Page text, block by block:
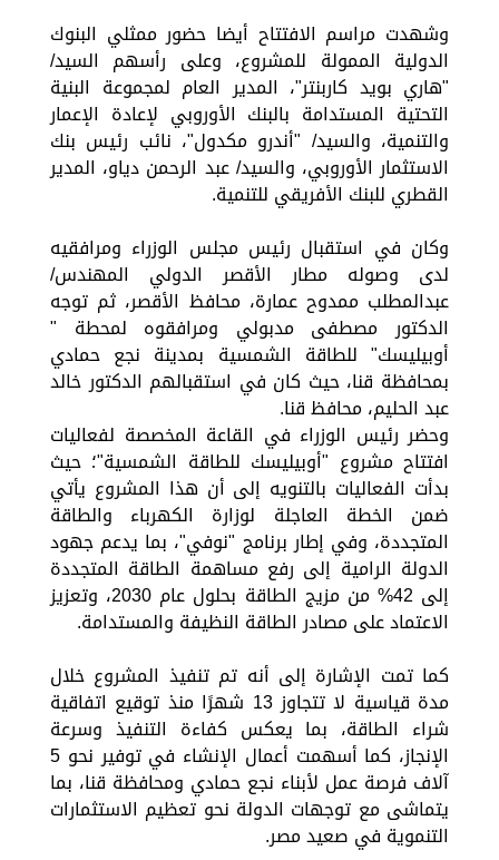
وشهدت مراسم الافتتاح أيضا حضور ممثلي البنوك
الدولية الممولة للمشروع، وعلى رأسهم السيد/
"هاري بويد كاربنتر"، المدير العام لمجموعة البنية
التحتية المستدامة بالبنك الأوروبي لإعادة الإعمار
والتنمية، والسيد/ "أندرو مكدول"، نائب رئيس بنك
الاستثمار الأوروبي، والسيد/ عبد الرحمن دياو، المدير
القطري للبنك الأفريقي للتنمية.
وكان في استقبال رئيس مجلس الوزراء ومرافقيه
لدى وصوله مطار الأقصر الدولي المهندس/
عبدالمطلب ممدوح عمارة، محافظ الأقصر، ثم توجه
الدكتور مصطفى مدبولي ومرافقوه لمحطة "
أوبيليسك" للطاقة الشمسية بمدينة نجع حمادي
بمحافظة قنا، حيث كان في استقبالهم الدكتور خالد
عبد الحليم، محافظ قنا.
وحضر رئيس الوزراء في القاعة المخصصة لفعاليات
افتتاح مشروع "أوبيليسك للطاقة الشمسية"؛ حيث
بدأت الفعاليات بالتنويه إلى أن هذا المشروع يأتي
ضمن الخطة العاجلة لوزارة الكهرباء والطاقة
المتجددة، وفي إطار برنامج "نوفي"، بما يدعم جهود
الدولة الرامية إلى رفع مساهمة الطاقة المتجددة
إلى 42% من مزيج الطاقة بحلول عام 2030، وتعزيز
الاعتماد على مصادر الطاقة النظيفة والمستدامة.
كما تمت الإشارة إلى أنه تم تنفيذ المشروع خلال
مدة قياسية لا تتجاوز 13 شهرًا منذ توقيع اتفاقية
شراء الطاقة، بما يعكس كفاءة التنفيذ وسرعة
الإنجاز، كما أسهمت أعمال الإنشاء في توفير نحو 5
آلاف فرصة عمل لأبناء نجع حمادي ومحافظة قنا، بما
يتماشى مع توجهات الدولة نحو تعظيم الاستثمارات
التنموية في صعيد مصر.